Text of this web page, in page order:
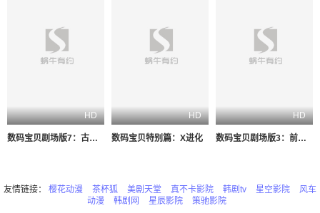
HD
数码宝贝剧场版7：古代数码兽复活
HD
数码宝贝特别篇：X进化
HD
数码宝贝剧场版3：前篇・数码兽飓风登陆！！后篇・超绝进化！
友情链接： 樱花动漫 茶杯狐 美剧天堂 真不卡影院 韩剧tv 星空影院
风车
动漫
韩剧网 星辰影院 策驰影院